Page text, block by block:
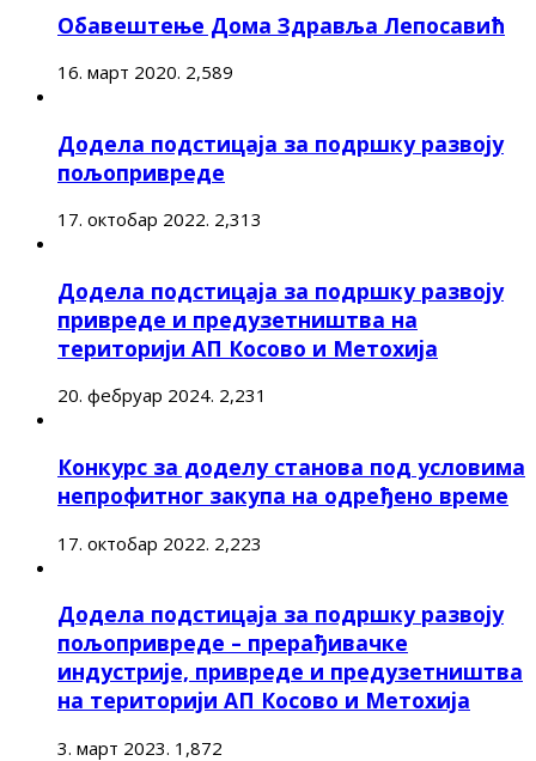
Обавештење Дома Здравља Лепосавић
16. март 2020. 2,589
Додела подстицаја за подршку развоју
пољопривреде
17. октобар 2022. 2,313
Додела подстицаја за подршку развоју
привреде и предузетништва на
територији АП Косово и Метохија
20. фебруар 2024. 2,231
Конкурс за доделу станова под условима
непрофитног закупа на одређено време
17. октобар 2022. 2,223
Додела подстицаја за подршку развоју
пољопривреде – прерађивачке
индустрије, привреде и предузетништва
на територији АП Косово и Метохија
3. март 2023. 1,872